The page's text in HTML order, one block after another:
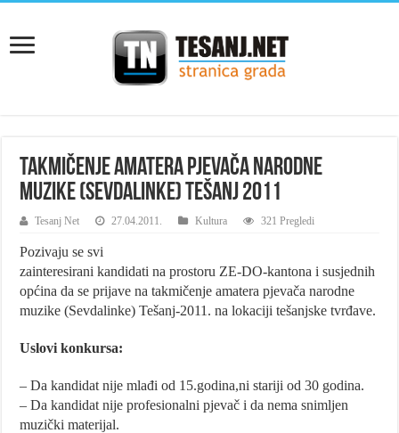
Takmičenje amatera pjevača narodne
muzike (Sevdalinke) Tešanj 2011
Tesanj Net 27.04.2011. Kultura 321 Pregledi
Pozivaju se svi
zainteresirani kandidati na prostoru ZE-DO-kantona i susjednih
općina da se prijave na takmičenje amatera pjevača narodne
muzike (Sevdalinke) Tešanj-2011. na lokaciji tešanjske tvrđave.
Uslovi konkursa:
– Da kandidat nije mlađi od 15.godina,ni stariji od 30 godina.
– Da kandidat nije profesionalni pjevač i da nema snimljen
muzički materijal.